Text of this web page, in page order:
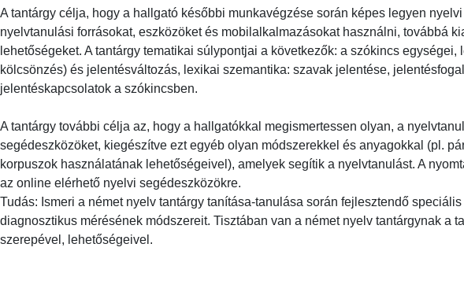
A tantárgy célja, hogy a hallgató későbbi munkavégzése során képes legyen
nyelvtanulási forrásokat, eszközöket és mobilalkalmazásokat használni, továbbá
lehetőségeket. A tantárgy tematikai súlypontjai a következők: a szókincs
kölcsönzés) és jelentésváltozás, lexikai szemantika: szavak jelentése,
jelentéskapcsolatok a szókincsben.
A tantárgy további célja az, hogy a hallgatókkal megismertessen olyan, a
segédeszközöket, kiegészítve ezt egyéb olyan módszerekkel és anyagokkal (pl.
korpuszok használatának lehetőségeivel), amelyek segítik a nyelvtanulást. A
az online elérhető nyelvi segédeszközökre.
Tudás: Ismeri a német nyelv tantárgy tanítása-tanulása során fejlesztendő
diagnosztikus mérésének módszereit. Tisztában van a német nyelv tantárgynak a
szerepével, lehetőségeivel.